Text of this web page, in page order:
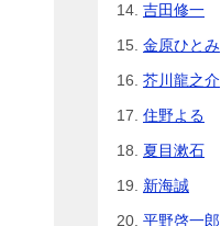
吉田修一
金原ひとみ
芥川龍之介
住野よる
夏目漱石
新海誠
平野啓一郎